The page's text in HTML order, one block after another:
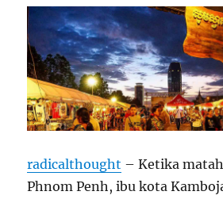
radicalthought – Ketika
Phnom Penh, ibu kota